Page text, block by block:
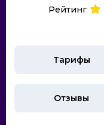
Рейтинг
Тарифы
Отзывы